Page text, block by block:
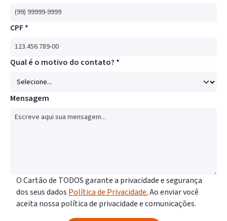
CPF *
Qual é o motivo do contato? *
Mensagem
O Cartão de TODOS garante a privacidade e segurança
dos seus dados Política de Privacidade.Ao enviar você
aceita nossa política de privacidade e comunicações.